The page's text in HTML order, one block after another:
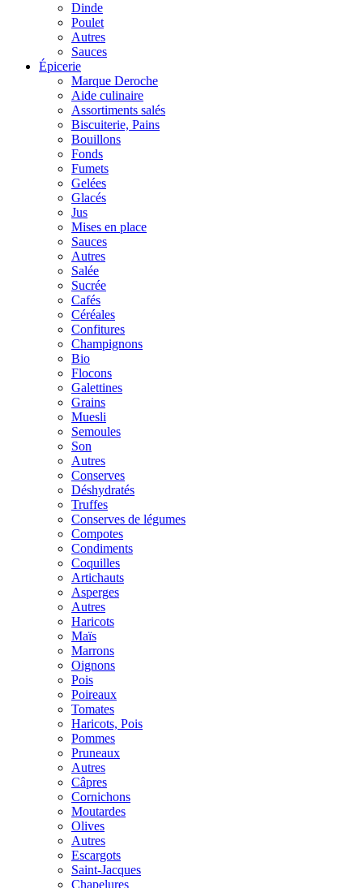
Dinde
Poulet
Autres
Sauces
Épicerie
Marque Deroche
Aide culinaire
Assortiments salés
Biscuiterie, Pains
Bouillons
Fonds
Fumets
Gelées
Glacés
Jus
Mises en place
Sauces
Autres
Salée
Sucrée
Cafés
Céréales
Confitures
Champignons
Bio
Flocons
Galettines
Grains
Muesli
Semoules
Son
Autres
Conserves
Déshydratés
Truffes
Conserves de légumes
Compotes
Condiments
Coquilles
Artichauts
Asperges
Autres
Haricots
Maïs
Marrons
Oignons
Pois
Poireaux
Tomates
Haricots, Pois
Pommes
Pruneaux
Autres
Câpres
Cornichons
Moutardes
Olives
Autres
Escargots
Saint-Jacques
Chapelures